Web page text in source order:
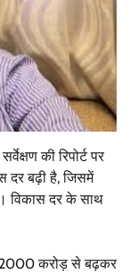
की रिपोर्ट पर
दर बढ़ी है, जिसमें
विकास दर के साथ
करोड़ से बढ़कर